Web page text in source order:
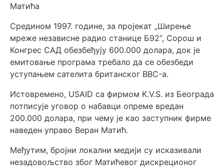
Матића
Средином 1997. године, за пројекат „Ширење
мреже независне радио станице Б92“, Сорош и
Конгрес САД обезбеђују 600.000 долара, док је
емитовање програма требало да се обезбеди
уступањем сателита британског BBC-а.
Истовремено, USAID са фирмом K.V.S. из Београда
потписује уговор о набавци опреме вредан
200.000 долара, при чему је као заступник фирме
наведен управо Веран Матић.
Међутим, бројни локални медији су исказивали
незадовољство због Матићевог дискреционог